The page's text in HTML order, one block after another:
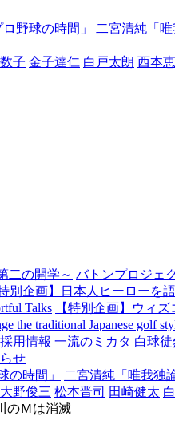
野球の時間」 二宮清純「唯
子 金子達仁 白戸太朗 西本恵
二の開学～ バトンプロジェ
特別企画】日本人ヒーロー
Talks 【特別企画】ウィ
the traditional Japanese golf
採用情報 一流のミカタ 白球
せ
の時間」 二宮清純「唯我独
大野俊三 松本晋司 田崎健太
のＭは消滅